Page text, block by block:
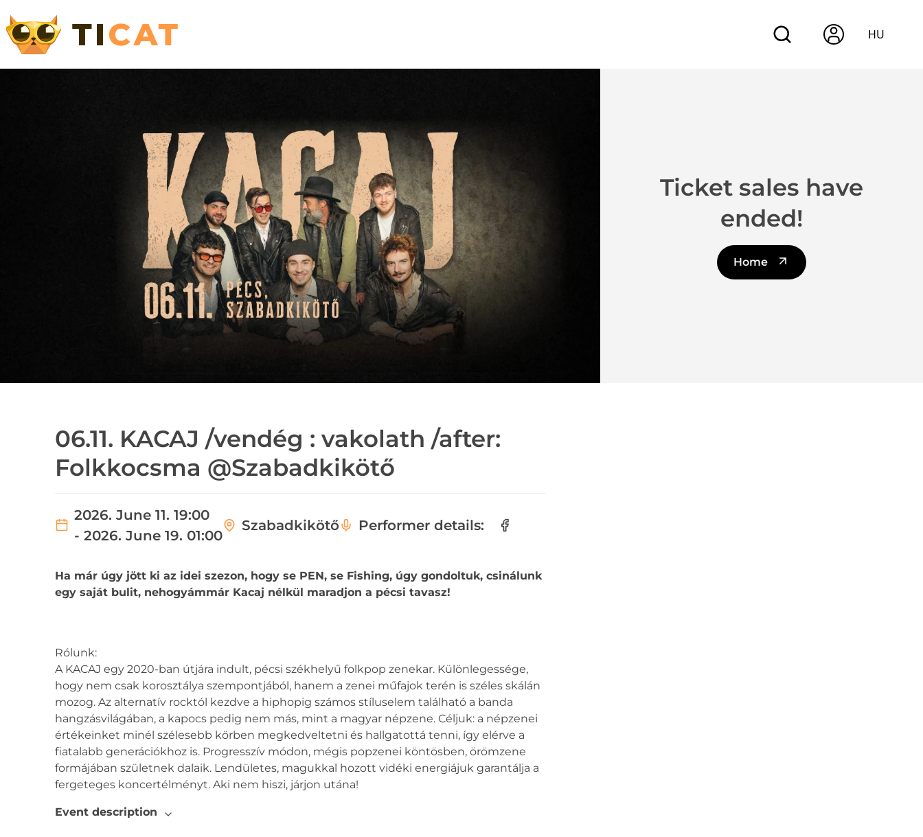
HU
06.11. KACAJ /vendég : vakolath /after:
Folkkocsma @Szabadkikötő
2026. June 11. 19:00
- 2026. June 19. 01:00
Szabadkikötő Performer details:
Ticket sales have
ended!
Home
Ha már úgy jött ki az idei szezon, hogy se PEN, se Fishing, úgy gondoltuk, csinálunk
egy saját bulit, nehogyámmár Kacaj nélkül maradjon a pécsi tavasz!
Rólunk:
A KACAJ egy 2020-ban útjára indult, pécsi székhelyű folkpop zenekar. Különlegessége,
hogy nem csak korosztálya szempontjából, hanem a zenei műfajok terén is széles skálán
mozog. Az alternatív rocktól kezdve a hiphopig számos stíluselem található a banda
hangzásvilágában, a kapocs pedig nem más, mint a magyar népzene. Céljuk: a népzenei
értékeinket minél szélesebb körben megkedveltetni és hallgatottá tenni, így elérve a
fiatalabb generációkhoz is. Progresszív módon, mégis popzenei köntösben, örömzene
formájában születnek dalaik. Lendületes, magukkal hozott vidéki energiájuk garantálja a
fergeteges koncertélményt. Aki nem hiszi, járjon utána!
Event description